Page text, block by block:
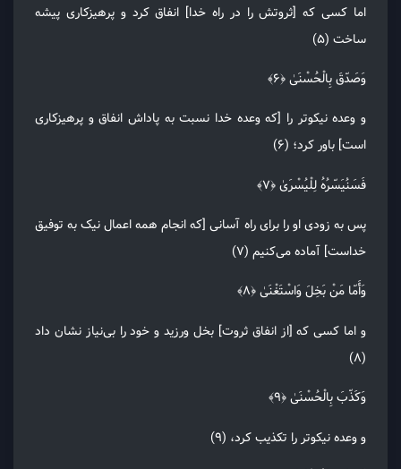
اما کسی که [ثروتش را در راه خدا] انفاق کرد و پرهیزکاری پیشه
ساخت (۵)
وَصَدّقَ بِالْحُسْنَیٰ ﴿۶﴾
و وعده نیکوتر را [که وعده خدا نسبت به پاداش انفاق و پرهیزکاری
است] باور کرد؛ (۶)
فَسَنُیَسّرُهُ لِلْیُسْرَیٰ ﴿۷﴾
پس به زودی او را برای راه آسانی [که انجام همه اعمال نیک به توفیق
خداست] آماده می‌کنیم (۷)
وَأَمّا مَنْ بَخِلَ وَاسْتَغْنَیٰ ﴿۸﴾
و اما کسی که [از انفاق ثروت] بخل ورزید و خود را بی‌نیاز نشان داد
(۸)
وَکَذّبَ بِالْحُسْنَیٰ ﴿۹﴾
و وعده نیکوتر را تکذیب کرد، (۹)